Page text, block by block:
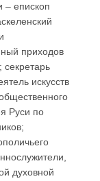
– епископ
приходов
искусств
Руси по
духовной